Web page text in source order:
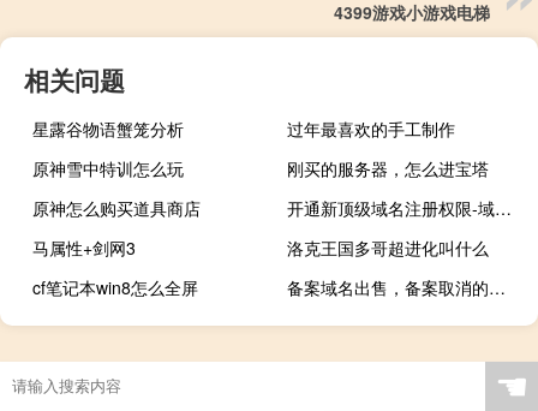
4399游戏小游戏电梯
相关问题
星露谷物语蟹笼分析
过年最喜欢的手工制作
原神雪中特训怎么玩
刚买的服务器，怎么进宝塔
原神怎么购买道具商店
开通新顶级域名注册权限-域名及账户问题
马属性+剑网3
洛克王国多哥超进化叫什么
cf笔记本win8怎么全屏
备案域名出售，备案取消的问题
☚